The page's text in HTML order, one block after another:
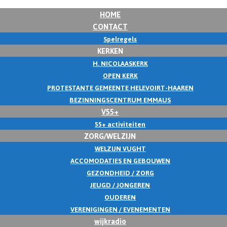
HOME
CONTACT
Spelregels
KERKEN
H. NICOLAASKERK
OPEN KERK
PROTESTANTE GEMEENTE HELEVOIRT-HAAREN
BEZINNINGSCENTRUM EMMAUS
V55+
55+ activiteiten
ZORG/WELZIJN
WELZIJN VUGHT
ACCOMODATIES EN GEBOUWEN
GEZONDHEID / ZORG
JEUGD / JONGEREN
OUDEREN
VERENIGINGEN / EVENEMENTEN
wijkradio